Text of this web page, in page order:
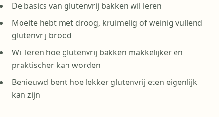
De basics van glutenvrij bakken wil leren
Moeite hebt met droog, kruimelig of weinig vullend
glutenvrij brood
Wil leren hoe glutenvrij bakken makkelijker en
praktischer kan worden
Benieuwd bent hoe lekker glutenvrij eten eigenlijk
kan zijn